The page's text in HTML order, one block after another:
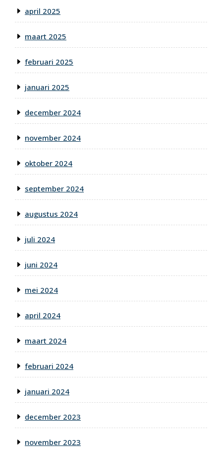
april 2025
maart 2025
februari 2025
januari 2025
december 2024
november 2024
oktober 2024
september 2024
augustus 2024
juli 2024
juni 2024
mei 2024
april 2024
maart 2024
februari 2024
januari 2024
december 2023
november 2023